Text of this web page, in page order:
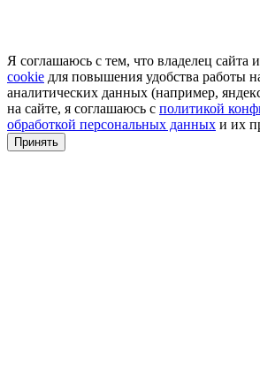
Я соглашаюсь с тем, что владелец сайта
cookie для повышения удобства работы
аналитических данных (например,
на сайте, я соглашаюсь с политикой
обработкой персональных данных и их
Принять